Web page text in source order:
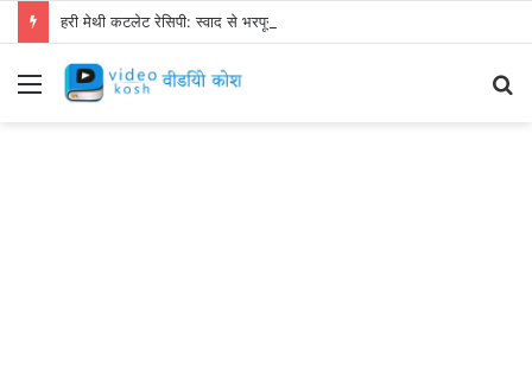
हरी मेथी कटलेट रेसिपी: स्वाद से भरपूर और स्वस्थ नाश्ता बनाएं!
Menu